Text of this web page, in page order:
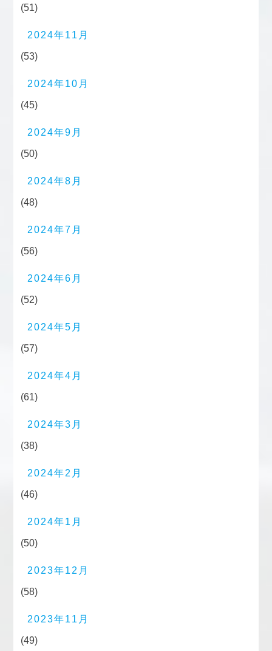
(51)
2024年11月
(53)
2024年10月
(45)
2024年9月
(50)
2024年8月
(48)
2024年7月
(56)
2024年6月
(52)
2024年5月
(57)
2024年4月
(61)
2024年3月
(38)
2024年2月
(46)
2024年1月
(50)
2023年12月
(58)
2023年11月
(49)